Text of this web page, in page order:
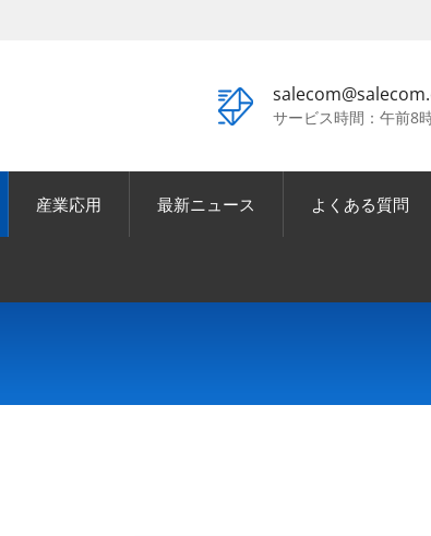
サービス時間：午前8
産業応用 最新ニュース よくある質問